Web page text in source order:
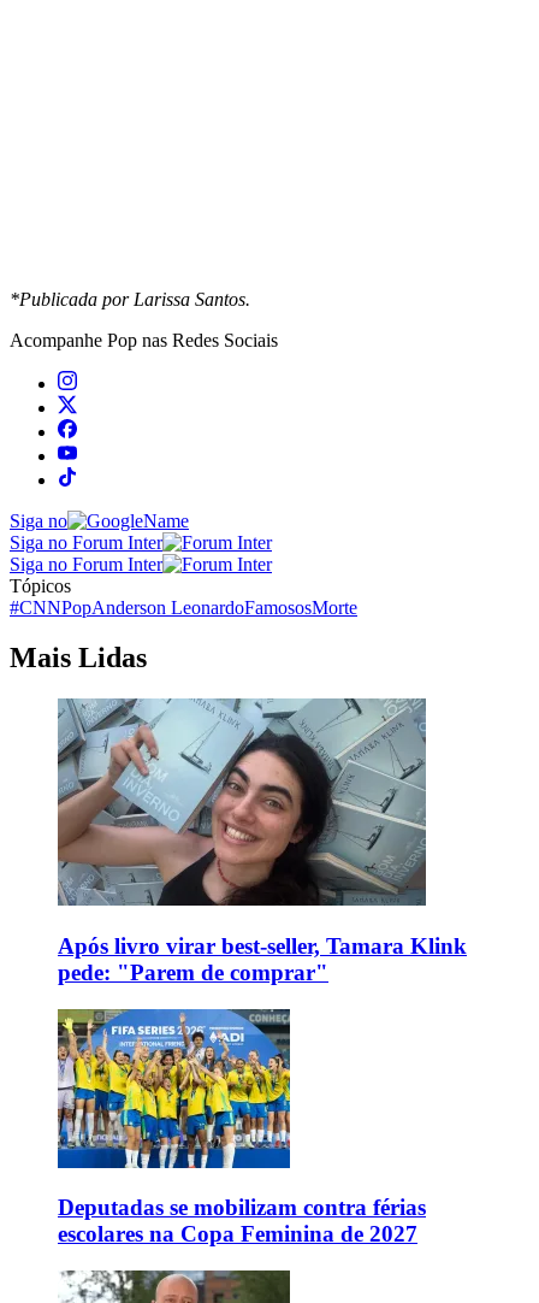
*Publicada por Larissa Santos.
Acompanhe Pop nas Redes Sociais
Siga no
Siga no Forum Inter
Siga no Forum Inter
Tópicos
#CNNPopAnderson LeonardoFamososMorte
Mais Lidas
Após livro virar best-seller, Tamara Klink
pede: "Parem de comprar"
Deputadas se mobilizam contra férias
escolares na Copa Feminina de 2027